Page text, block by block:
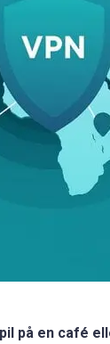
på en café